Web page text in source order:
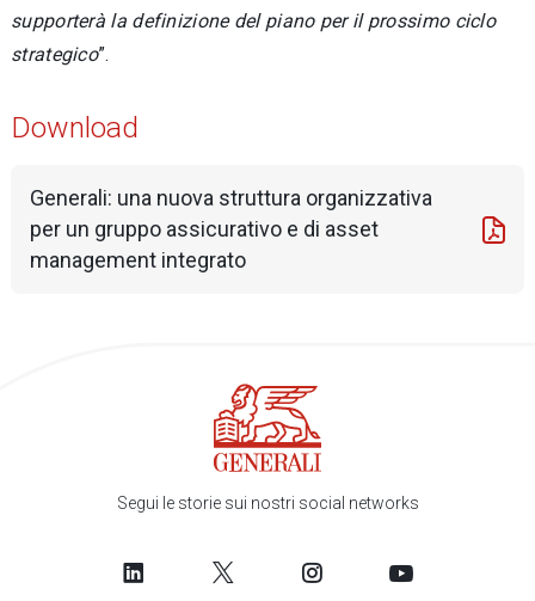
supporterà la definizione del piano per il prossimo ciclo
strategico”.
Download
Generali: una nuova struttura organizzativa
per un gruppo assicurativo e di asset
management integrato
Segui le storie sui nostri social networks